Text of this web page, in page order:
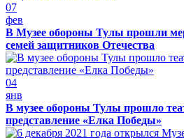
07
фев
В Музее обороны Тулы прошли
семей защитников Отечества
04
янв
В музее обороны Тулы прошло
представление «Елка Победы»